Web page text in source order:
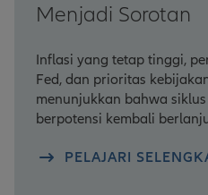
Menjadi Sorotan
Inflasi yang tetap tinggi,
Fed, dan prioritas
menunjukkan bahwa
berpotensi kembali
PELAJARI